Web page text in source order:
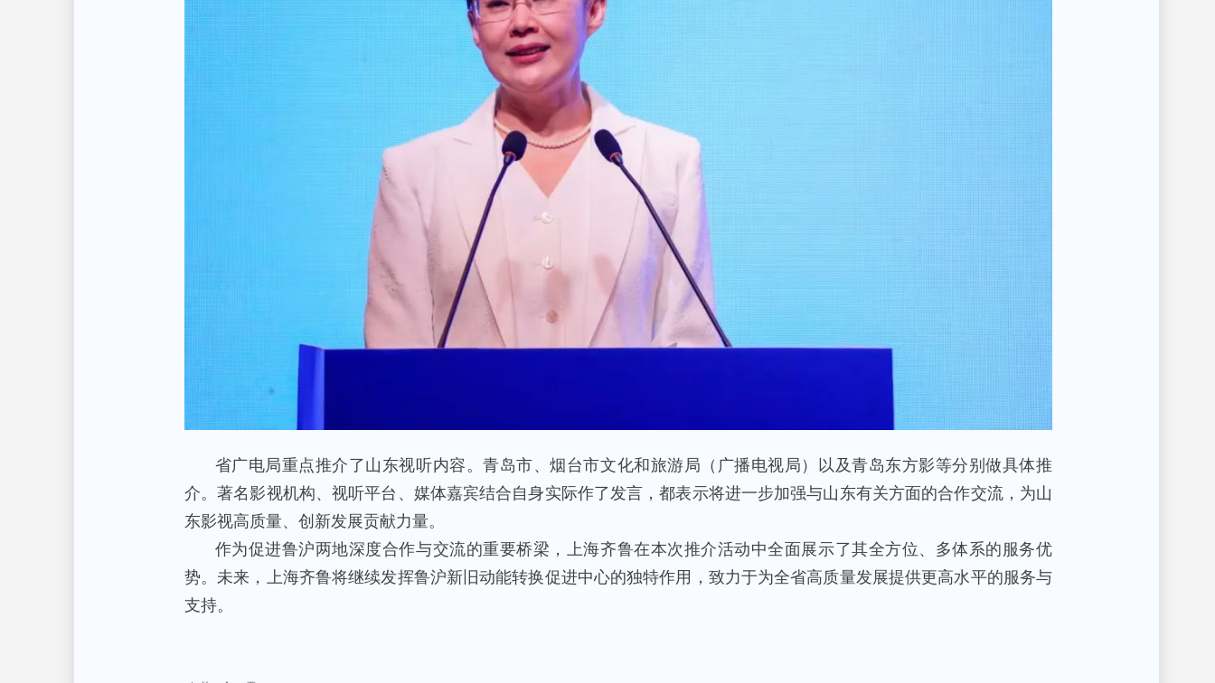
省广电局重点推介了山东视听内容。青岛市、烟台市文化和旅游局（广播电视局）以及青岛东方影等分别做具体推
介。著名影视机构、视听平台、媒体嘉宾结合自身实际作了发言，都表示将进一步加强与山东有关方面的合作交流，为山
东影视高质量、创新发展贡献力量。
作为促进鲁沪两地深度合作与交流的重要桥梁，上海齐鲁在本次推介活动中全面展示了其全方位、多体系的服务优
势。未来，上海齐鲁将继续发挥鲁沪新旧动能转换促进中心的独特作用，致力于为全省高质量发展提供更高水平的服务与
支持。